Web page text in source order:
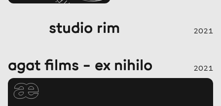
studio rim 2021
agat films – ex nihilo 2021